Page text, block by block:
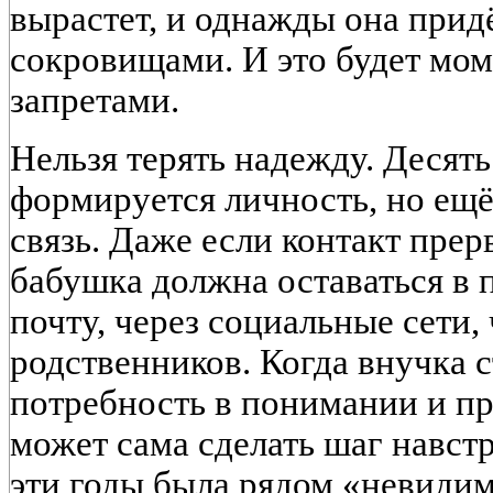
вырастет, и однажды она
сокровищами. И это будет
запретами.
Нельзя терять надежду.
формируется личность, но
связь. Даже если контакт
бабушка должна оставаться в
почту, через социальные
родственников. Когда внучка
потребность в понимании и
может сама сделать шаг
эти годы была рядом